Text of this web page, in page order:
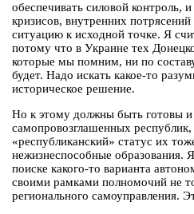
обеспечивать силовой контроль,
кризисов, внутренних
ситуацию к исходной точке. Я
потому что в Украине тех
которые мы помним, ни по
будет. Надо искать какое-то
историческое решение.
Но к этому должны быть готовы и
самопровозглашенных
«республиканский» статус их
нежизнеспособные образования.
поиске какого-то варианта
своими рамками полномочий не
регионального самоуправления.